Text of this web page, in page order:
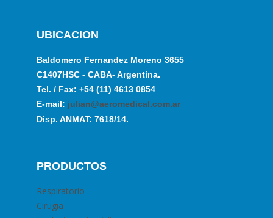
UBICACION
Baldomero Fernandez Moreno 3655
C1407HSC - CABA- Argentina.
Tel. / Fax: +54 (11) 4613 0854
E-mail: julian@aeromedical.com.ar
Disp. ANMAT: 7618/14.
PRODUCTOS
Respiratorio
Cirugia